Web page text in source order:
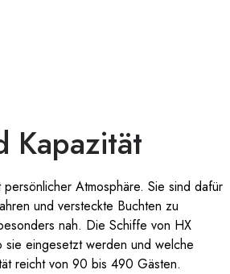
Kapazität
Atmosphäre. Sie sind dafür
und versteckte Buchten zu
nah. Die Schiffe von HX
eingesetzt werden und welche
reicht von 90 bis 490 Gästen.